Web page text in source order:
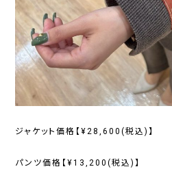
ジャケット価格【¥28,600(税込)】
パンツ価格【¥13,200(税込)】